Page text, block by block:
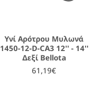
Υνί Αρότρου Μυλωνά
1450-12-D-CA3 12'' - 14''
Δεξί Bellota
61,19€